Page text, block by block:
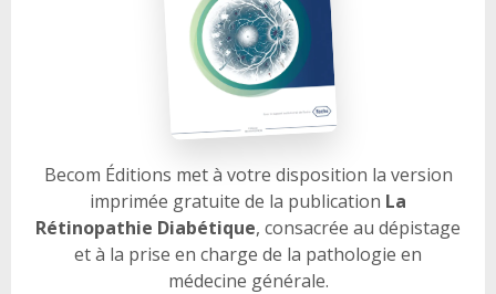
Becom Éditions met à votre disposition la version
imprimée gratuite de la publication La
Rétinopathie Diabétique, consacrée au dépistage
et à la prise en charge de la pathologie en
médecine générale.